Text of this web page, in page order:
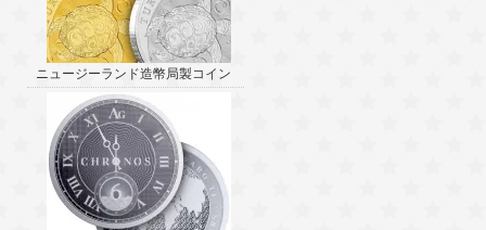
ニュージーランド造幣局製コイン